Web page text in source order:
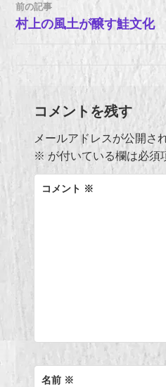
投
稿
ナ
ビ
ゲ
ー
ョ
前の記事
村上の風土が醸す鮭文化
コメントを残す
メールアドレスが公開さ
※ が付いている欄は必須
コメント ※
名前 ※